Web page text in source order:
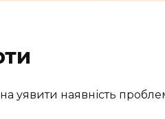
уявити наявність